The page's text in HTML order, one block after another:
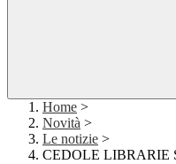
Home >
Novità >
Le notizie >
CEDOLE LIBRARIE